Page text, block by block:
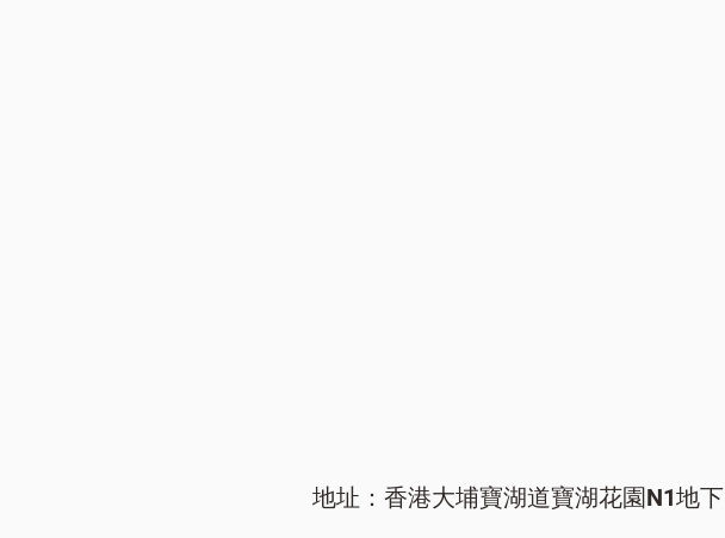
地址：香港大埔寶湖道寶湖花園N1地下